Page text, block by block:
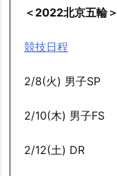
＜2022北京五輪＞
競技日程
2/8(火) 男子SP
2/10(木) 男子FS
2/12(土) DR